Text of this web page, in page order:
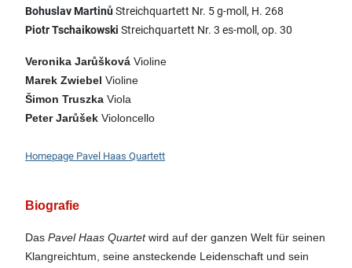
Bohuslav MartinůStreichquartett Nr. 5 g-moll, H. 268
Piotr Tschaikowski Streichquartett Nr. 3 es-moll, op. 30
Veronika Jarůšková Violine
Marek Zwiebel Violine
Šimon Truszka Viola
Peter Jarůšek Violoncello
Homepage Pavel Haas Quartett
Biografie
Das Pavel Haas Quartetwird auf der ganzen Welt für seinen
Klangreichtum, seine ansteckende Leidenschaft und sein